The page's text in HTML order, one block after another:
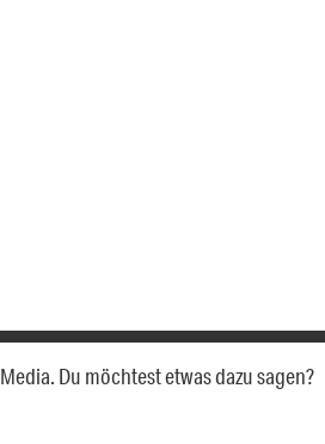
Du möchtest etwas dazu sagen?